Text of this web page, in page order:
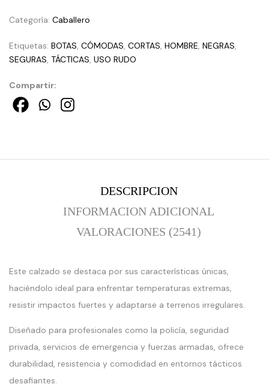
Categoría: Caballero
Etiquetas: BOTAS, CÓMODAS, CORTAS, HOMBRE, NEGRAS,
SEGURAS, TÁCTICAS, USO RUDO
Compartir:
DESCRIPCION
INFORMACION ADICIONAL
VALORACIONES (2541)
Este calzado se destaca por sus características únicas,
haciéndolo ideal para enfrentar temperaturas extremas,
resistir impactos fuertes y adaptarse a terrenos irregulares.
Diseñado para profesionales como la policía, seguridad
privada, servicios de emergencia y fuerzas armadas, ofrece
durabilidad, resistencia y comodidad en entornos tácticos
desafiantes.
:
array_merge():
Expected
Expected